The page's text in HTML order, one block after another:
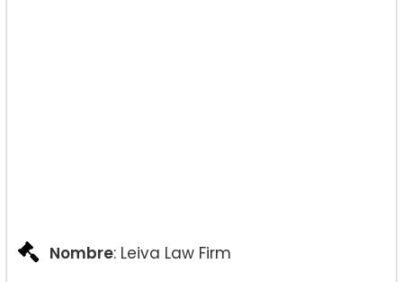
Nombre: Leiva Law Firm